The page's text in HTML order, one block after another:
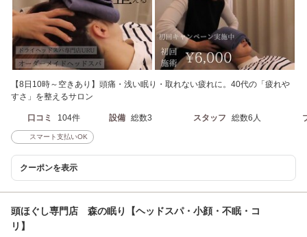
【8日10時～空きあり】頭痛・浅い眠り・取れない疲れに。40代の「疲れや
すさ」を整えるサロン
口コミ 104件 設備 総数3 スタッフ 総数6人
スマート支払いOK
クーポンを表示
頭ほぐし専門店 森の眠り【ヘッドスパ・小顔・不眠・コ
リ】